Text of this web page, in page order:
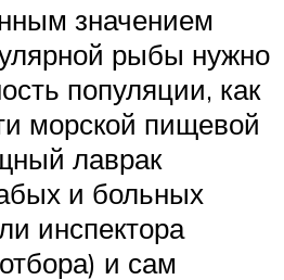
значением
рыбы нужно
популяции, как
морской пищевой
лаврак
и больных
инспектора
и сам